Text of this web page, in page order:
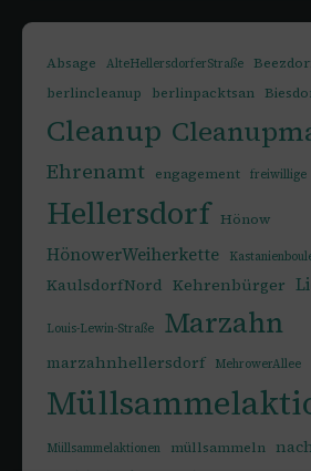
Absage AlteHellersdorferStraße
berlincleanup berlinpacktsan
Cleanup
Ehrenamt engagement freiwillige
Hellersdorf Hönow
HönowerWeiherkette
KaulsdorfNord Kehrenbürger
Louis-Lewin-Straße Marzahn
marzahnhellersdorf MehrowerAllee
Müllsammelaktionen müllsammeln